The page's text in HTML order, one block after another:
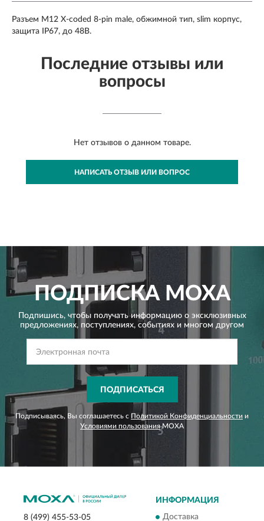
Разъем M12 X-coded 8-pin male, обжимной тип, slim корпус,
защита IP67, до 48В.
Последние отзывы или
вопросы
Нет отзывов о данном товаре.
НАПИСАТЬ ОТЗЫВ ИЛИ ВОПРОС
ПОДПИСКАMOXA
Подпишись, чтобы получать информацию о эксклюзивных
предложениях, поступлениях, событиях и многом другом
ПОДПИСАТЬСЯ
Подписываясь, Вы соглашаетесь с Политикой Конфиденциальности и
Условиями пользованияMOXA
8 (499) 455-53-05
ИНФОРМАЦИЯ
Доставка